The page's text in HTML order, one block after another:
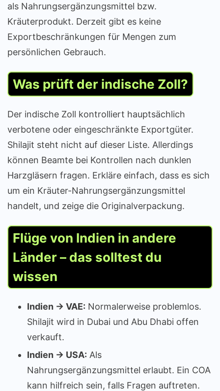
als Nahrungsergänzungsmittel bzw.
Kräuterprodukt. Derzeit gibt es keine
Exportbeschränkungen für Mengen zum
persönlichen Gebrauch.
Was prüft der indische Zoll?
Der indische Zoll kontrolliert hauptsächlich
verbotene oder eingeschränkte Exportgüter.
Shilajit steht nicht auf dieser Liste. Allerdings
können Beamte bei Kontrollen nach dunklen
Harzgläsern fragen. Erkläre einfach, dass es sich
um ein Kräuter-Nahrungsergänzungsmittel
handelt, und zeige die Originalverpackung.
Flüge von Indien in andere
Länder – das solltest du
wissen
Indien → VAE: Normalerweise problemlos.
Shilajit wird in Dubai und Abu Dhabi offen
verkauft.
Indien → USA: Als
Nahrungsergänzungsmittel erlaubt. Ein COA
kann hilfreich sein, falls Fragen auftreten.